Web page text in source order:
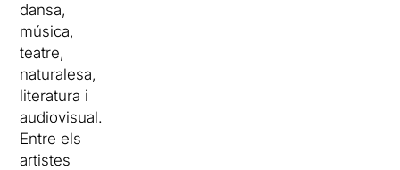
dansa,
música,
teatre,
naturalesa,
literatura i
audiovisual.
Entre els
artistes